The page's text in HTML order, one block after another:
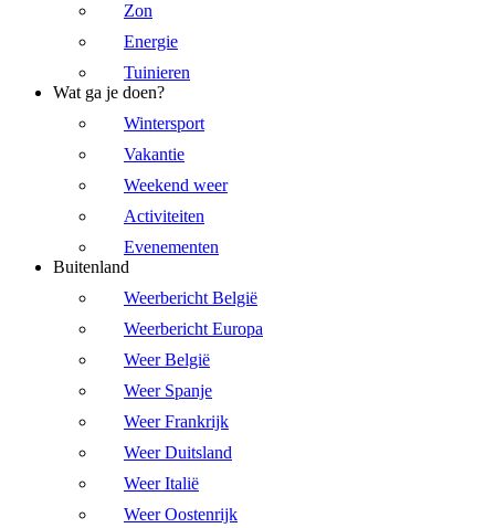
Zon
Energie
Tuinieren
Wat ga je doen?
Wintersport
Vakantie
Weekend weer
Activiteiten
Evenementen
Buitenland
Weerbericht België
Weerbericht Europa
Weer België
Weer Spanje
Weer Frankrijk
Weer Duitsland
Weer Italië
Weer Oostenrijk